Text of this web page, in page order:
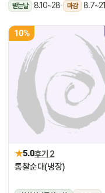
받는날 8.10~28· 마감 8.7~21
10%
★5.0후기 2
통찰순대(냉장)